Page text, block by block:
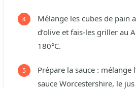
Mélange les cubes de pain
d’olive et fais-les griller au
180°C.
Prépare la sauce :
sauce Worcestershire, le